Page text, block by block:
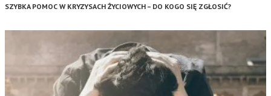
SZYBKA POMOC W KRYZYSACH ŻYCIOWYCH – DO KOGO SIĘ ZGŁOSIĆ?